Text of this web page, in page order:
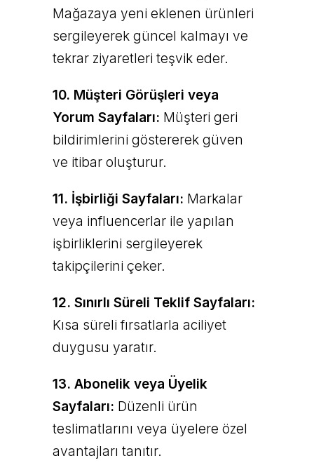
Mağazaya yeni eklenen ürünleri
sergileyerek güncel kalmayı ve
tekrar ziyaretleri teşvik eder.
10. Müşteri Görüşleri veya
Yorum Sayfaları: Müşteri geri
bildirimlerini göstererek güven
ve itibar oluşturur.
11. İşbirliği Sayfaları: Markalar
veya influencerlar ile yapılan
işbirliklerini sergileyerek
takipçilerini çeker.
12. Sınırlı Süreli Teklif Sayfaları:
Kısa süreli fırsatlarla aciliyet
duygusu yaratır.
13. Abonelik veya Üyelik
Sayfaları: Düzenli ürün
teslimatlarını veya üyelere özel
avantajları tanıtır.